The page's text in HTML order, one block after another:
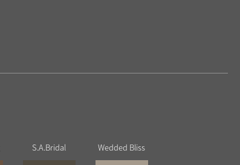
S.A.Bridal Wedded Bliss